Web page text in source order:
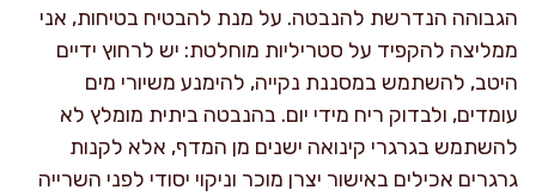
הגבוהה הנדרשת להנבטה. על מנת להבטיח בטיחות, אני
ממליצה להקפיד על סטריליות מוחלטת: יש לרחוץ ידיים
היטב, להשתמש במסננת נקייה, להימנע משיורי מים
עומדים, ולבדוק ריח מידי יום. בהנבטה ביתית מומלץ לא
להשתמש בגרגרי קינואה ישנים מן המדף, אלא לקנות
גרגרים אכילים באישור יצרן מוכר וניקוי יסודי לפני השרייה